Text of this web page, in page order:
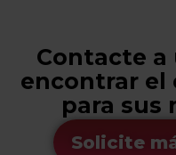
Contacte a
encontrar el
para sus
Solicite